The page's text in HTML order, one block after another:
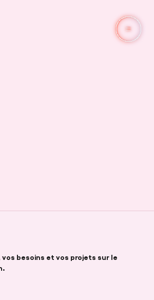
besoins et vos projets sur le